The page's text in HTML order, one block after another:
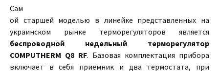
Сам
ой старшей моделью в линейке представленных на
украинском рынке терморегуляторов является
беспроводной недельный терморегулятор
COMPUTHERM Q8 RF. Базовая комплектация прибора
включает в себя приемник и два термостата, при